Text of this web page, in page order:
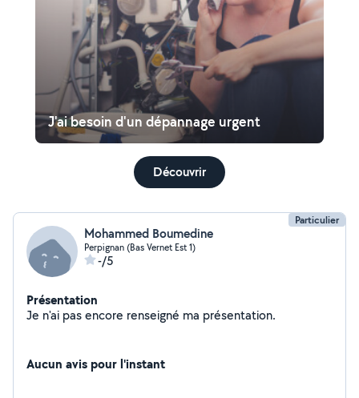
J'ai besoin d'un dépannage urgent
Découvrir
Particulier
Mohammed Boumedine
Perpignan (Bas Vernet Est 1)
-/5
Présentation
Je n'ai pas encore renseigné ma présentation.
Aucun avis pour l'instant